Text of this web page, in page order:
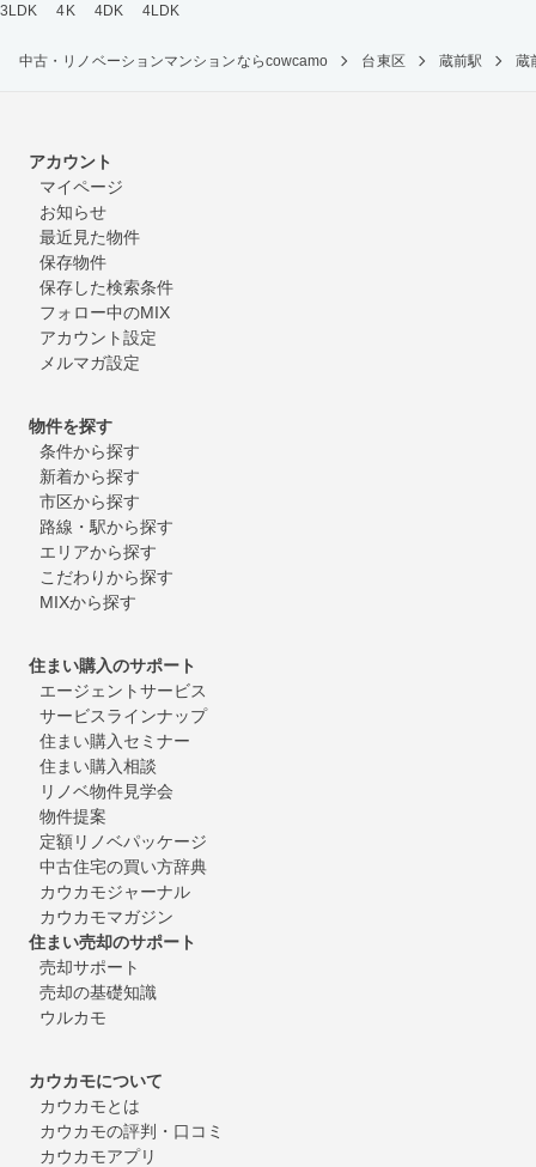
3LDK
4K 4DK 4LDK
中古・リノベーションマンションならcowcamo 台東区 蔵前駅 蔵
アカウント
マイページ
お知らせ
最近見た物件
保存物件
保存した検索条件
フォロー中のMIX
アカウント設定
メルマガ設定
物件を探す
条件から探す
新着から探す
市区から探す
路線・駅から探す
エリアから探す
こだわりから探す
MIXから探す
住まい購入のサポート
エージェントサービス
サービスラインナップ
住まい購入セミナー
住まい購入相談
リノベ物件見学会
物件提案
定額リノベパッケージ
中古住宅の買い方辞典
カウカモジャーナル
カウカモマガジン
住まい売却のサポート
売却サポート
売却の基礎知識
ウルカモ
カウカモについて
カウカモとは
カウカモの評判・口コミ
カウカモアプリ